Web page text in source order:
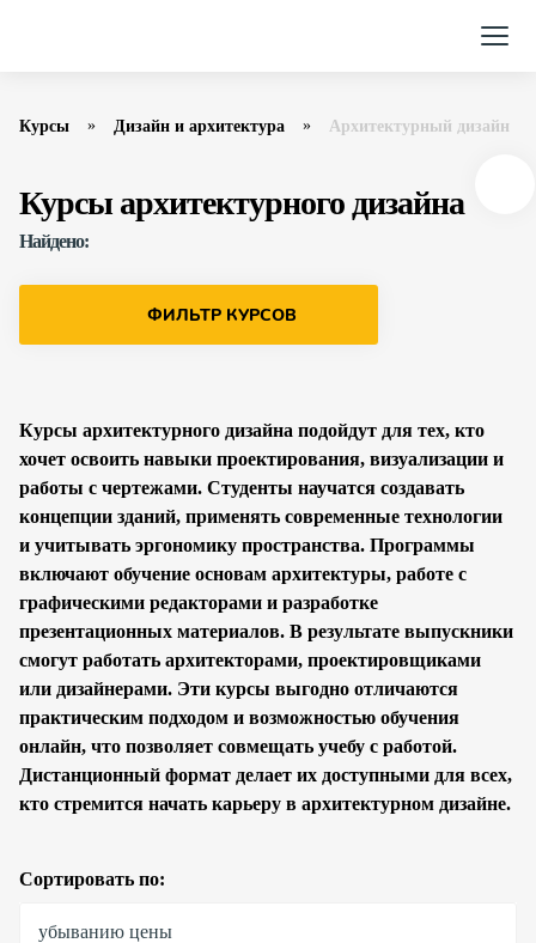
Курсы Дизайн и архитектура Архитектурный дизайн
Курсы архитектурного дизайна
Найдено:
ФИЛЬТР КУРСОВ
Курсы архитектурного дизайна подойдут для тех, кто
хочет освоить навыки проектирования, визуализации и
работы с чертежами. Студенты научатся создавать
концепции зданий, применять современные технологии
и учитывать эргономику пространства. Программы
включают обучение основам архитектуры, работе с
графическими редакторами и разработке
презентационных материалов. В результате выпускники
смогут работать архитекторами, проектировщиками
или дизайнерами. Эти курсы выгодно отличаются
практическим подходом и возможностью обучения
онлайн, что позволяет совмещать учебу с работой.
Дистанционный формат делает их доступными для всех,
кто стремится начать карьеру в архитектурном дизайне.
Сортировать по:
убыванию цены